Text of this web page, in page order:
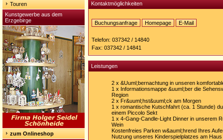
Touren
Kunstgewerbe aus dem
Erzgebirge
zum Onlineshop
Kontaktmöglichkeiten
Buchungsanfrage
Homepage
http://www.hotel-
vierenstrasse.de
E-Mail
Telefon: 037342 / 14840
Fax: 037342 / 14841
Leistungen
2 x &Uuml;bernachtung in unseren
1 x Informationsmappe &uuml;ber die
Region
2 x Fr&uuml;hst&uuml;ck am Morgen
1 x romantische Kutschfahrt (ca. 1 Stunde)
einem Piccolo Sekt
1 x 4-Gang-Candle-Light Dinner in unserem
Wein
Kostenfreies Parken w&auml;hrend Ihres
Nutzung unseres Kinderspielplatzes am Haus